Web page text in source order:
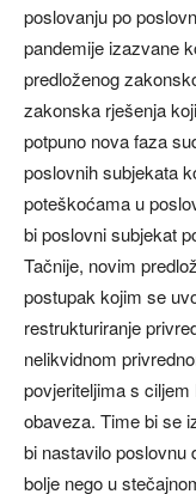
poslovanju po
pandemije izazvane
predloženog
zakonska rješenja
potpuno nova faza
poslovnih subjekata
poteškoćama u
bi poslovni subjekat
Tačnije, novim
postupak kojim se
restrukturiranje
nelikvidnom
povjeriteljima s
obaveza. Time bi se
bi nastavilo poslovnu
bolje nego u